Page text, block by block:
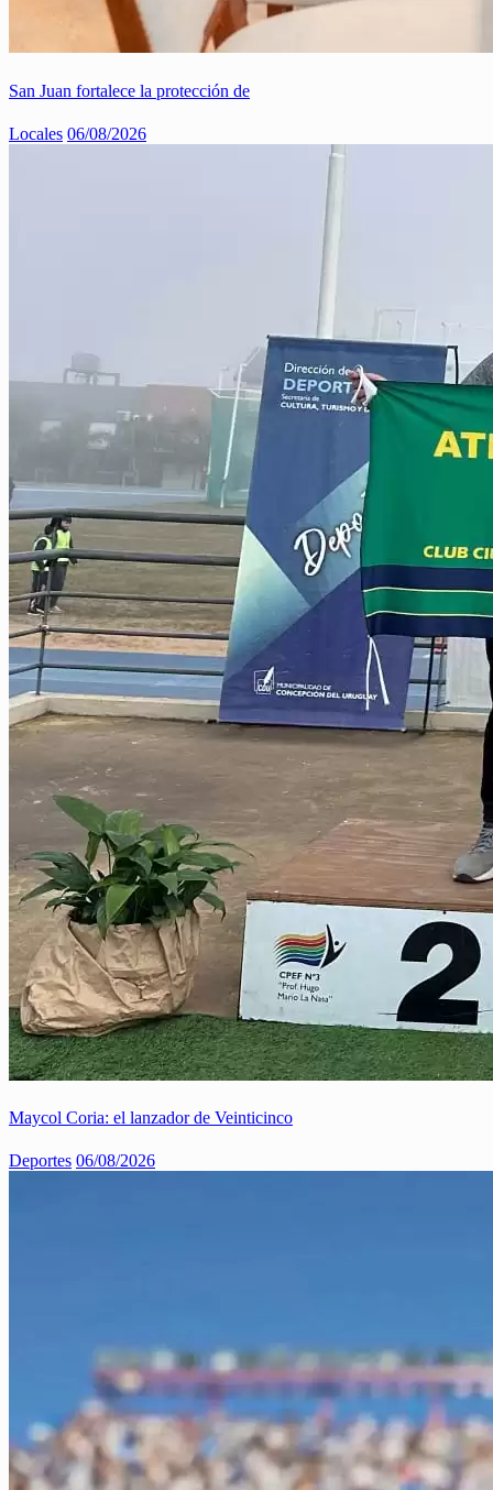
San Juan fortalece la protección de
Locales 06/08/2026
Maycol Coria: el lanzador de Veinticinco
Deportes 06/08/2026